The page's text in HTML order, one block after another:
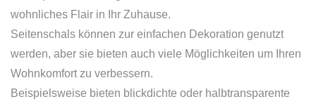
wohnliches Flair in Ihr Zuhause.
Seitenschals können zur einfachen Dekoration genutzt
werden, aber sie bieten auch viele Möglichkeiten um Ihren
Wohnkomfort zu verbessern.
Beispielsweise bieten blickdichte oder halbtransparente